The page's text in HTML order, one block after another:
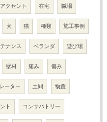
アクセント 在宅 職場
犬 猫 種類 施工事例
ナンス ベランダ 遊び場
壁材 痛み 傷み
ーター 土間 物置
ト コンサバトリー